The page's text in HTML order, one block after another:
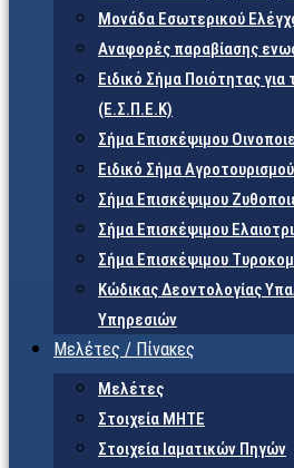
Μονάδα Εσωτερικού
Αναφορές παραβίασης
Ειδικό Σήμα Ποιότητας για
(Ε.Σ.Π.Ε.Κ)
Σήμα Επισκέψιμου
Ειδικό Σήμα
Σήμα Επισκέψιμου
Σήμα Επισκέψιμου
Σήμα Επισκέψιμου
Κώδικας Δεοντολογίας
Υπηρεσιών
Μελέτες / Πίνακες
Μελέτες
Στοιχεία ΜΗΤΕ
Στοιχεία Ιαματικών Πηγών